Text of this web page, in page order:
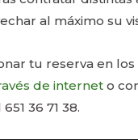
al máximo su
tu reserva en
de internet o
36 71 38.